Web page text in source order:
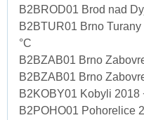
B2BROD01 Brod nad
B2BTUR01 Brno
°C
B2BZAB01 Brno
B2BZAB01 Brno
B2KOBY01 Kobyli 2018
B2POHO01 Pohorelice